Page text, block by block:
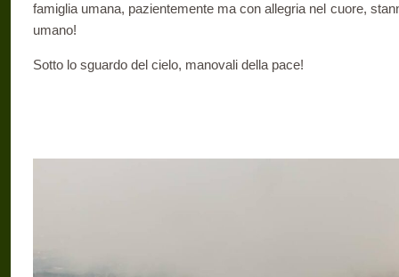
famiglia umana, pazientemente ma con allegria nel cuore,
umano!
Sotto lo sguardo del cielo, manovali della pace!